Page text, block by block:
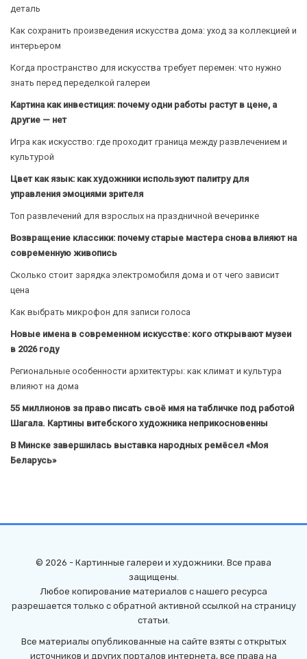
деталь
Как сохранить произведения искусства дома: уход за коллекцией и
интерьером
Когда пространство для искусства требует перемен: что нужно
знать перед переделкой галереи
Картина как инвестиция: почему одни работы растут в цене, а
другие — нет
Игра как искусство: где проходит граница между развлечением и
культурой
Цвет как язык: как художники используют палитру для
управления эмоциями зрителя
Топ развлечений для взрослых на праздничной вечеринке
Возвращение классики: почему старые мастера снова влияют на
современную живопись
Сколько стоит зарядка электромобиля дома и от чего зависит
цена
Как выбрать микрофон для записи голоса
Новые имена в современном искусстве: кого открывают музеи
в 2026 году
Региональные особенности архитектуры: как климат и культура
влияют на дома
55 миллионов за право писать своё имя на табличке под работой
Шагала. Картины витебского художника неприкосновенны
В Минске завершилась выставка народных ремёсел «Моя
Беларусь»
© 2026 - Картинные галереи и художники. Все права
защищены.
Любое копирование материалов с нашего ресурса
разрешается только с обратной активной ссылкой на страницу
статьи.
Все материалы опубликованные на сайте взяты с открытых
источников и других порталов интернета, все права на